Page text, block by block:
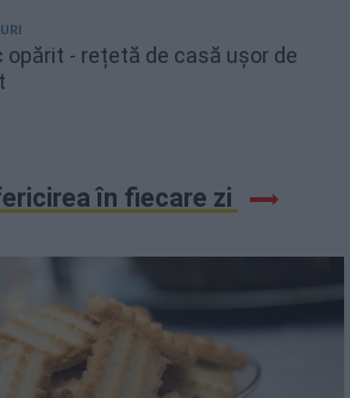
opărit - rețetă de casă ușor de
în fiecare zi